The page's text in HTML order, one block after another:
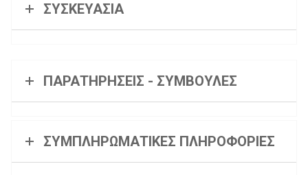
ΣΥΣΚΕΥΑΣΙΑ
ΠΑΡΑΤΗΡΗΣΕΙΣ - ΣΥΜΒΟΥΛΕΣ
ΣΥΜΠΛΗΡΩΜΑΤΙΚΕΣ ΠΛΗΡΟΦΟΡΙΕΣ